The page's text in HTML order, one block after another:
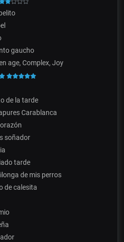
gaucho
age, Complex, Joy
de la tarde
Carablanca
soñador
tarde
de mis perros
de calesita